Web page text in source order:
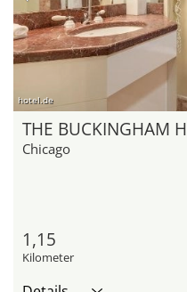
hotel.de
THE BUCKINGHAM
Chicago
1,15
Kilometer